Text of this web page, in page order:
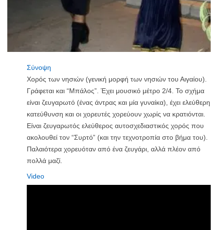
Σύνοψη
Χορός των νησιών (γενική μορφή των νησιών του Αιγαίου).
Γράφεται και “Μπάλος”. Έχει μουσικό μέτρο 2/4. Το σχήμα
είναι ζευγαρωτό (ένας άντρας και μία γυναίκα), έχει ελεύθερη
κατεύθυνση και οι χορευτές χορεύουν χωρίς να κρατιόνται.
Είναι ζευγαρωτός ελεύθερος αυτοσχεδιαστικός χορός που
ακολουθεί τον “Συρτό” (και την τεχνοτροπία στο βήμα του).
Παλαιότερα χορευόταν από ένα ζευγάρι, αλλά πλέον από
πολλά μαζί.
Video